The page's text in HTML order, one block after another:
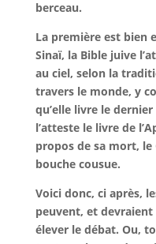
berceau.
La première est bien
Sinaï, la Bible juive
au ciel, selon la
travers le monde, y
qu’elle livre le
l’atteste le livre de
propos de sa mort,
bouche cousue.
Voici donc, ci après,
peuvent, et devraient
élever le débat. Ou,